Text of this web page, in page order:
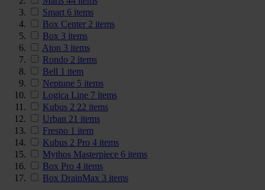
Smart 6 items
Box Center 2 items
Box 3 items
Aton 3 items
Rondo 2 items
Bell 1 item
Neptune 5 items
Logica Line 7 items
Kubus 2 22 items
Urban 21 items
Fresno 1 item
Kubus 2 Pro 4 items
Mythos Masterpiece 6 items
Box Pro 4 items
Box DrainMax 3 items